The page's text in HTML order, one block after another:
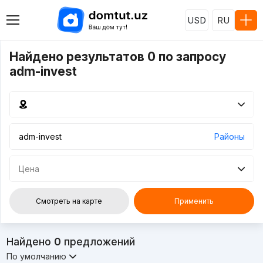
USD RU
Найдено результатов 0 по запросу
adm-invest
Районы
Цена
Смотреть на карте Применить
Найдено 0 предложений
По умолчанию